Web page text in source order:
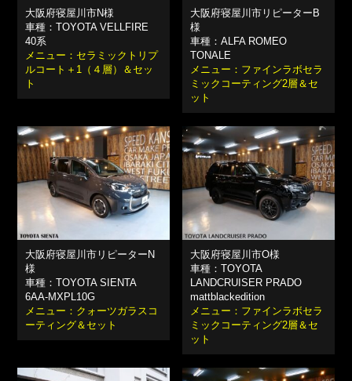
大阪府寝屋川市N様
車種：TOYOTA VELLFIRE
40系
メニュー：セラミックトリプ
ルコート＋1（４層）＆セッ
ト
大阪府寝屋川市リピーターB
様
車種：ALFA ROMEO
TONALE
メニュー：ファインラボセラ
ミックコーティング2層＆セ
ット
大阪府寝屋川市リピーターN
様
車種：TOYOTA SIENTA
6AA-MXPL10G
メニュー：クォーツガラスコ
ーティング＆セット
大阪府寝屋川市O様
車種：TOYOTA
LANDCRUISER PRADO
mattblackedition
メニュー：ファインラボセラ
ミックコーティング2層＆セ
ット